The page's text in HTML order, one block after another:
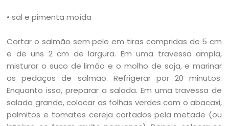
• sal e pimenta moída
Cortar o salmão sem pele em tiras compridas de 5 cm
e de uns 2 cm de largura. Em uma travessa ampla,
misturar o suco de limão e o molho de soja, e marinar
os pedaços de salmão. Refrigerar por 20 minutos.
Enquanto isso, preparar a salada. Em uma travessa de
salada grande, colocar as folhas verdes com o abacaxi,
palmitos e tomates cereja cortados pela metade (ou